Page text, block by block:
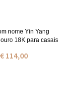
nome Yin Yang
18K para casais
€ 114,00